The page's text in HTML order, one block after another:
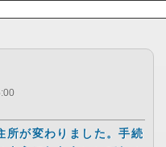
所が変わりました。手続